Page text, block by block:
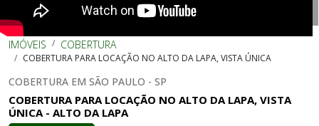
CLIENTE
IMÓVEIS COBERTURA
COBERTURA PARA LOCAÇÃO NO ALTO DA LAPA, VISTA ÚNICA
COBERTURA EM SÃO PAULO - SP
COBERTURA PARA LOCAÇÃO NO ALTO DA LAPA, VISTA
ÚNICA - ALTO DA LAPA